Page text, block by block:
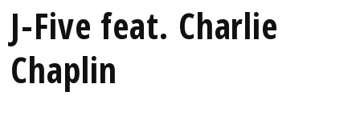
J-Five feat. Charlie
Chaplin